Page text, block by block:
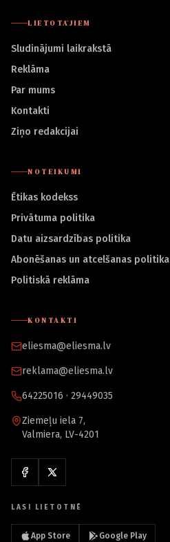
LIETOTĀJIEM
Sludinājumi laikrakstā
Reklāma
Par mums
Kontakti
Ziņo redakcijai
NOTEIKUMI
Ētikas kodekss
Privātuma politika
Datu aizsardzības politika
Abonēšanas un atcelšanas politika
Politiskā reklāma
KONTAKTI
eliesma@eliesma.lv
reklama@eliesma.lv
64225016 · 29449035
Ziemeļu iela 7,
Valmiera, LV-4201
LASI LIETOTNĒ
App Store Google Play